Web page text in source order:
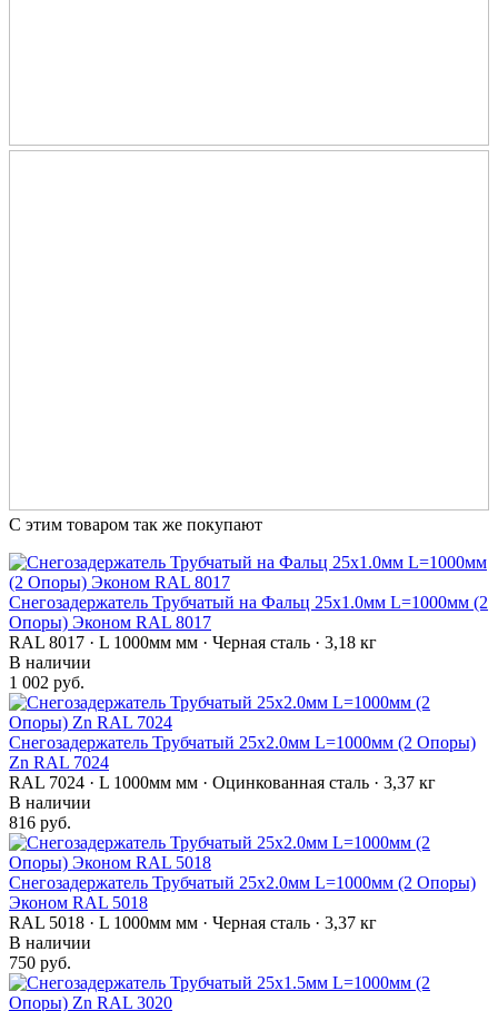
С этим товаром так же покупают
Снегозадержатель Трубчатый на Фальц 25х1.0мм L=1000мм (2
Опоры) Эконом RAL 8017
RAL 8017 · L 1000мм мм · Черная сталь · 3,18 кг
В наличии
1 002 руб.
Снегозадержатель Трубчатый 25х2.0мм L=1000мм (2 Опоры)
Zn RAL 7024
RAL 7024 · L 1000мм мм · Оцинкованная сталь · 3,37 кг
В наличии
816 руб.
Снегозадержатель Трубчатый 25х2.0мм L=1000мм (2 Опоры)
Эконом RAL 5018
RAL 5018 · L 1000мм мм · Черная сталь · 3,37 кг
В наличии
750 руб.